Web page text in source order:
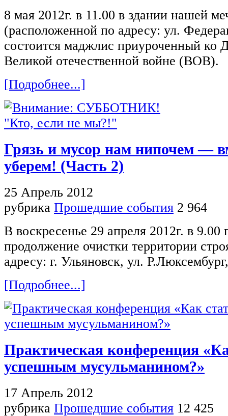
8 мая 2012г. в 11.00 в здании нашей
(расположенной по адресу: ул.
состоится маджлис приуроченный
Великой отечественной войне (ВОВ).
[Подробнее...]
Грязь и мусор нам нипочем —
уберем! (Часть 2)
25 Апрель 2012
рубрика Прошедшие события 2 964
В воскресенье 29 апреля 2012г. в 9.00
продолжение очистки территории
адресу: г. Ульяновск, ул.
[Подробнее...]
Практическая конференция
успешным мусульманином?»
17 Апрель 2012
рубрика Прошедшие события 12 425